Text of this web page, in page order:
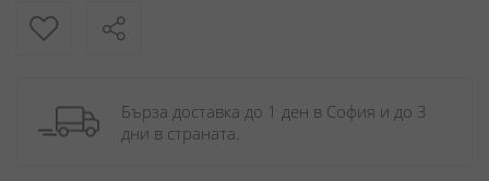
Бърза доставка до 1 ден в София и до 3
дни в страната.